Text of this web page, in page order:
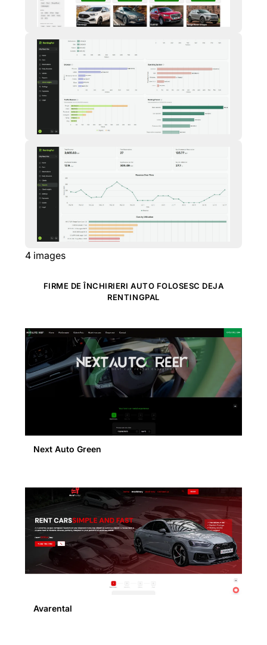
4 images
FIRME DE ÎNCHIRIERI AUTO FOLOSESC DEJA
RENTINGPAL
Next Auto Green
Avarental